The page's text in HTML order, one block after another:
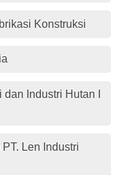
Konstruksi
Industri Hutan I
Len Industri